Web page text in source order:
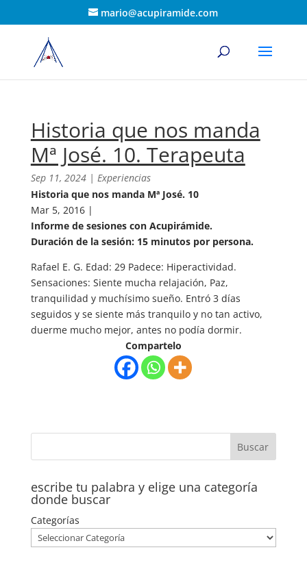
mario@acupiramide.com
Historia que nos manda
Mª José. 10. Terapeuta
Sep 11, 2024| Experiencias
Historia que nos manda Mª José. 10
Mar 5, 2016 |
Informe de sesiones con Acupirámide.
Duración de la sesión: 15 minutos por persona.
Rafael E. G. Edad: 29 Padece: Hiperactividad.
Sensaciones: Siente mucha relajación, Paz,
tranquilidad y muchísimo sueño. Entró 3 días
seguidos y se siente más tranquilo y no tan activo,
duerme mucho mejor, antes no podía dormir.
Compartelo
escribe tu palabra y elige una categoría
donde buscar
Categorías